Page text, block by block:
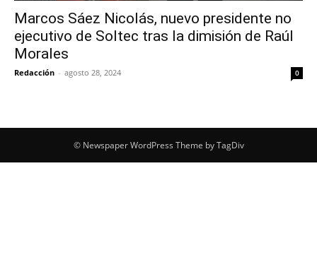
Marcos Sáez Nicolás, nuevo presidente no
ejecutivo de Soltec tras la dimisión de Raúl
Morales
Redacción - agosto 28, 2024 0
© Newspaper WordPress Theme by TagDiv